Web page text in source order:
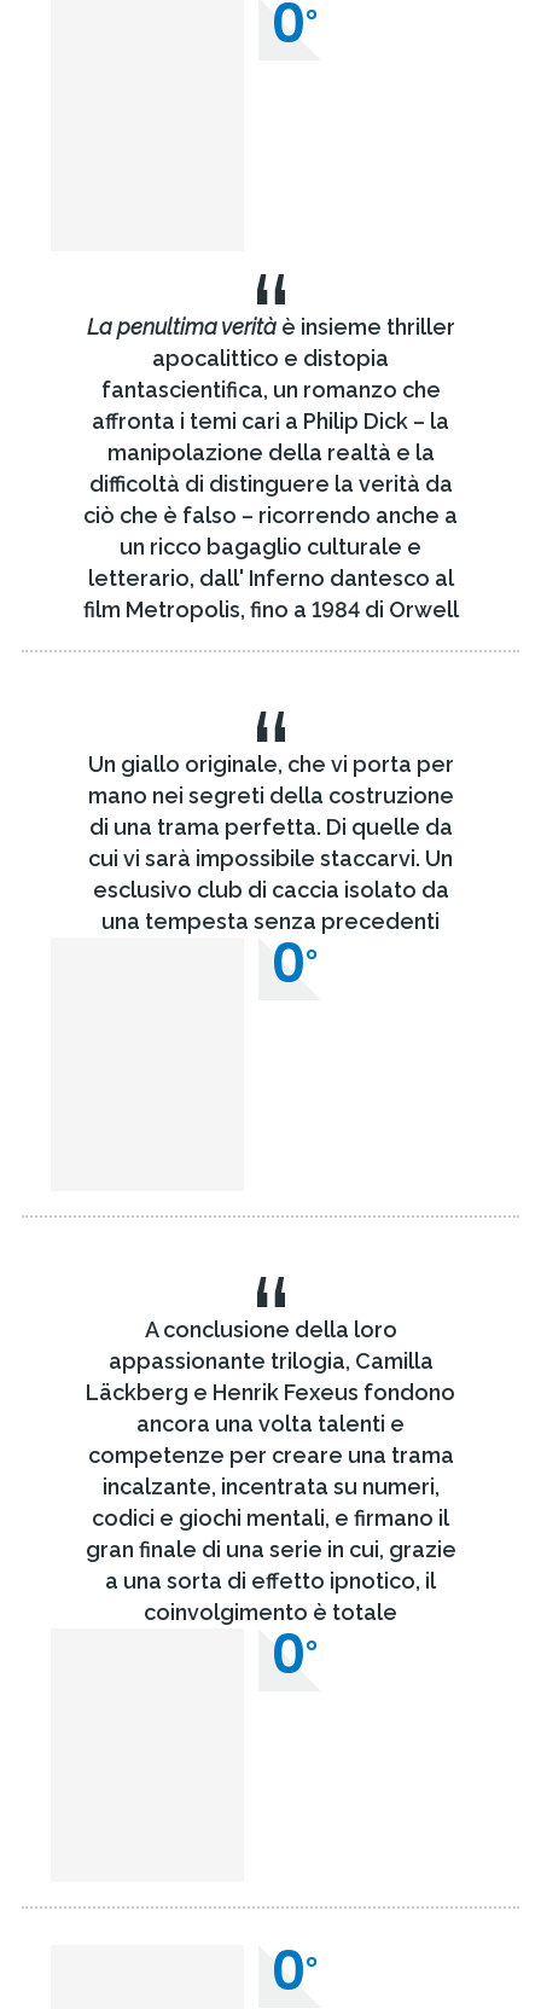
“
La penultima veritàè insieme thriller
apocalittico e distopia
fantascientifica, un romanzo che
affronta i temi cari a Philip Dick – la
manipolazione della realtà e la
difficoltà di distinguere la verità da
ciò che è falso – ricorrendo anche a
un ricco bagaglio culturale e
letterario, dall' Inferno dantesco al
film Metropolis, fino a 1984 di Orwell
0°
0°
“
Un giallo originale, che vi porta per
mano nei segreti della costruzione
di una trama perfetta. Di quelle da
cui vi sarà impossibile staccarvi. Un
esclusivo club di caccia isolato da
una tempesta senza precedenti
“
A conclusione della loro
appassionante trilogia, Camilla
Läckberg e Henrik Fexeus fondono
ancora una volta talenti e
competenze per creare una trama
incalzante, incentrata su numeri,
codici e giochi mentali, e firmano il
gran finale di una serie in cui, grazie
a una sorta di effetto ipnotico, il
coinvolgimento è totale
0°
0°